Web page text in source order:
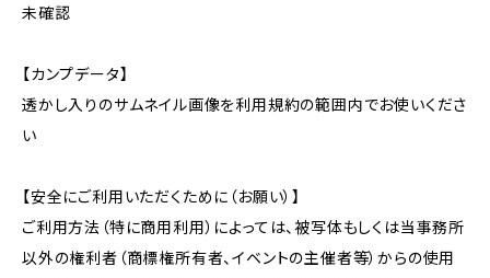
未確認
【カンプデータ】
透かし入りのサムネイル画像を利用規約の範囲内でお使いくださ
い
【安全にご利用いただくために（お願い）】
ご利用方法（特に商用利用）によっては、被写体もしくは当事務所
以外の権利者（商標権所有者、イベントの主催者等）からの使用